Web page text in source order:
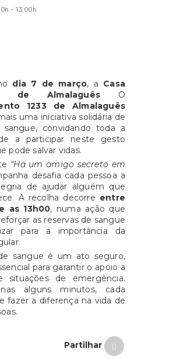
- 13:00h
dia 7 de março, a Casa
de AlmalaguêsO
1233 de Almalaguês
uma iniciativa solidária de
sangue, convidando toda a
a participar neste gesto
pode salvar vidas.
“Há um amigo secreto em
desafia cada pessoa a
de ajudar alguém que
A recolha decorre entre
as 13h00, numa ação que
as reservas de sangue
para a importância da
sangue é um ato seguro,
para garantir o apoio a
situações de emergência.
alguns minutos, cada
fazer a diferença na vida de
Partilhar